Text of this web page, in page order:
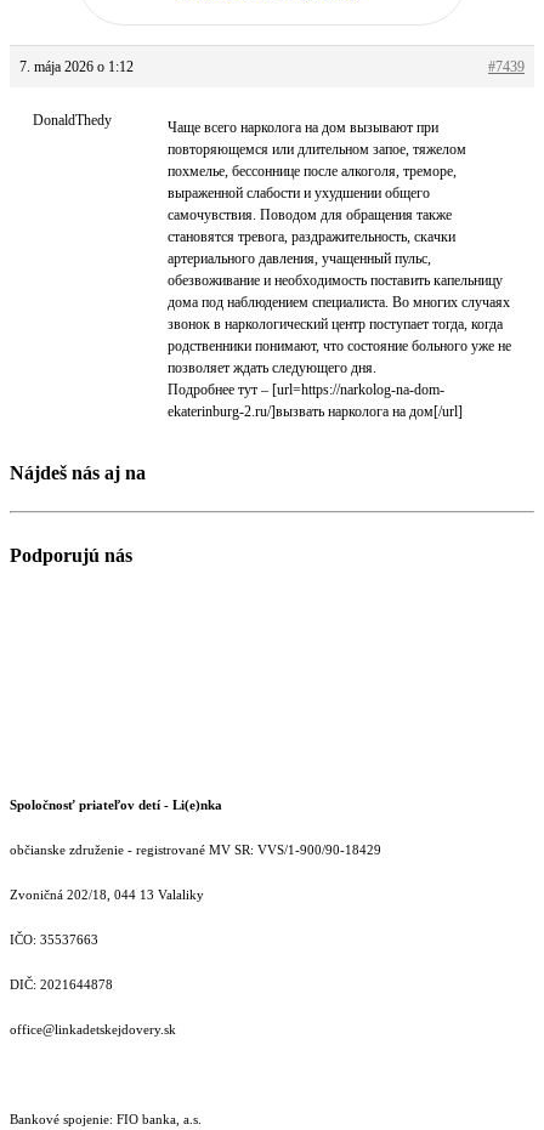
7. mája 2026 o 1:12 #7439
DonaldThedy
Чаще всего нарколога на дом вызывают при
повторяющемся или длительном запое, тяжелом
похмелье, бессоннице после алкоголя, треморе,
выраженной слабости и ухудшении общего
самочувствия. Поводом для обращения также
становятся тревога, раздражительность, скачки
артериального давления, учащенный пульс,
обезвоживание и необходимость поставить капельницу
дома под наблюдением специалиста. Во многих случаях
звонок в наркологический центр поступает тогда, когда
родственники понимают, что состояние больного уже не
позволяет ждать следующего дня.
Подробнее тут – [url=https://narkolog-na-dom-
ekaterinburg-2.ru/]вызвать нарколога на дом[/url]
Nájdeš nás aj na
Podporujú nás
Spoločnosť priateľov detí - Li(e)nka
občianske združenie - registrované MV SR: VVS/1-900/90-18429
Zvoničná 202/18, 044 13 Valaliky
IČO: 35537663
DIČ: 2021644878
office@linkadetskejdovery.sk
Bankové spojenie: FIO banka, a.s.